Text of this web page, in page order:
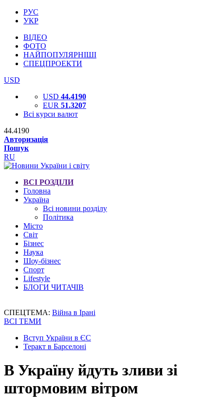
РУС
УКР
ВІДЕО
ФОТО
НАЙПОПУЛЯРНІШІ
СПЕЦПРОЕКТИ
USD
USD 44.4190
EUR 51.3207
Всі курси валют
44.4190
Авторизація
Пошук
RU
ВСІ РОЗДІЛИ
Головна
Україна
Всі новини розділу
Політика
Місто
Світ
Бізнес
Наука
Шоу-бізнес
Спорт
Lifestyle
БЛОГИ ЧИТАЧІВ
СПЕЦТЕМА: Війна в Ірані
ВСІ ТЕМИ
Вступ України в ЄС
Теракт в Барселоні
В Україну йдуть зливи зі
штормовим вітром